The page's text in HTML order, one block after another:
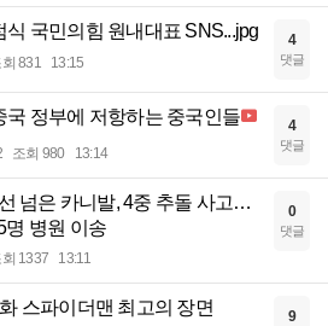
식 국민의힘 원내대표 SNS...jpg
831 13:15
4
댓글
국 정부에 저항하는 중국인들
조회 980 13:14
4
댓글
넘은 카니발, 4중 추돌 사고…
명 병원 이송
1337 13:11
0
댓글
스파이더맨 최고의 장면 9